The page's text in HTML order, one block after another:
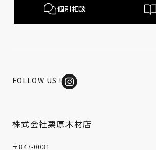
FOLLOW US !
個別相談
株式会社栗原木材店
〒847-0031